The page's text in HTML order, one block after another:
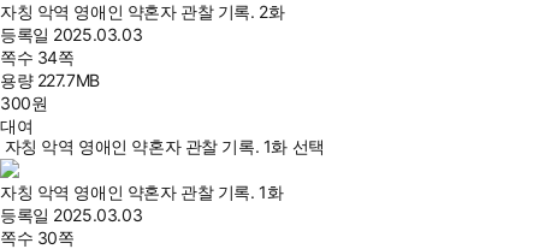
자칭 악역 영애인 약혼자 관찰 기록. 2화
등록일 2025.03.03
쪽수 34쪽
용량 227.7MB
300원
대여
자칭 악역 영애인 약혼자 관찰 기록. 1화 선택
자칭 악역 영애인 약혼자 관찰 기록. 1화
등록일 2025.03.03
쪽수 30쪽